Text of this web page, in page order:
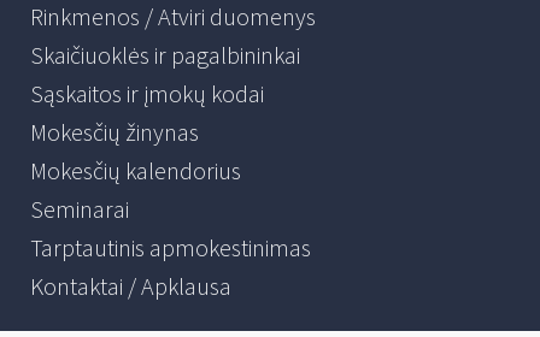
Rinkmenos / Atviri duomenys
Skaičiuoklės ir pagalbininkai
Sąskaitos ir įmokų kodai
Mokesčių žinynas
Mokesčių kalendorius
Seminarai
Tarptautinis apmokestinimas
Kontaktai / Apklausa